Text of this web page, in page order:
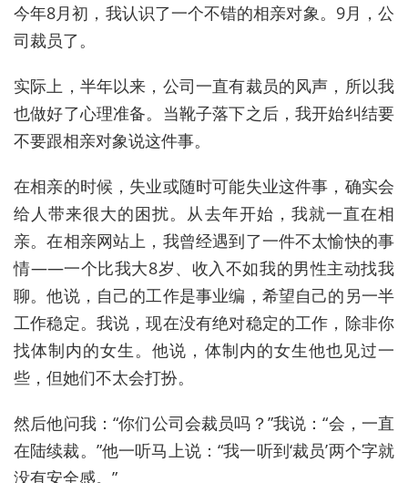
今年8月初，我认识了一个不错的相亲对象。9月，公
司裁员了。
实际上，半年以来，公司一直有裁员的风声，所以我
也做好了心理准备。当靴子落下之后，我开始纠结要
不要跟相亲对象说这件事。
在相亲的时候，失业或随时可能失业这件事，确实会
给人带来很大的困扰。从去年开始，我就一直在相
亲。在相亲网站上，我曾经遇到了一件不太愉快的事
情——一个比我大8岁、收入不如我的男性主动找我
聊。他说，自己的工作是事业编，希望自己的另一半
工作稳定。我说，现在没有绝对稳定的工作，除非你
找体制内的女生。他说，体制内的女生他也见过一
些，但她们不太会打扮。
然后他问我：“你们公司会裁员吗？”我说：“会，一直
在陆续裁。”他一听马上说：“我一听到‘裁员’两个字就
没有安全感。”